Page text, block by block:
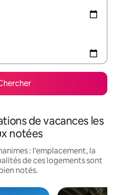
de vacances les
notées
: l'emplacement, la
de ces logements sont
notés.